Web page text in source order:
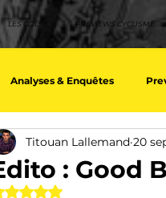
LES COLS PREVIEWS CYCLISME
Analyses & Enquêtes
cyclisme Géopolitique
: Good
Titouan Lallemand 20
Noté NaN étoiles sur 5.